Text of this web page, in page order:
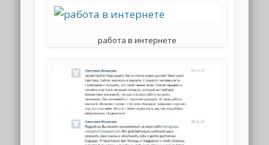
работа в интернете